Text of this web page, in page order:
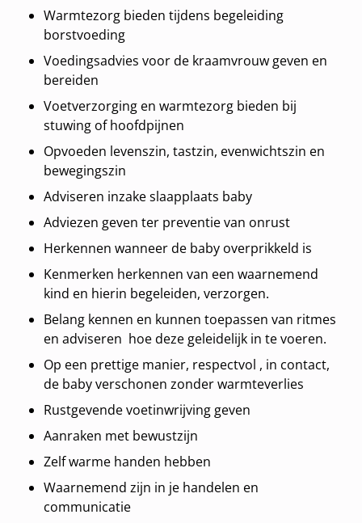
Warmtezorg bieden tijdens begeleiding
borstvoeding
Voedingsadvies voor de kraamvrouw geven en
bereiden
Voetverzorging en warmtezorg bieden bij
stuwing of hoofdpijnen
Opvoeden levenszin, tastzin, evenwichtszin en
bewegingszin
Adviseren inzake slaapplaats baby
Adviezen geven ter preventie van onrust
Herkennen wanneer de baby overprikkeld is
Kenmerken herkennen van een waarnemend
kind en hierin begeleiden, verzorgen.
Belang kennen en kunnen toepassen van ritmes
en adviseren hoe deze geleidelijk in te voeren.
Op een prettige manier, respectvol , in contact,
de baby verschonen zonder warmteverlies
Rustgevende voetinwrijving geven
Aanraken met bewustzijn
Zelf warme handen hebben
Waarnemend zijn in je handelen en
communicatie